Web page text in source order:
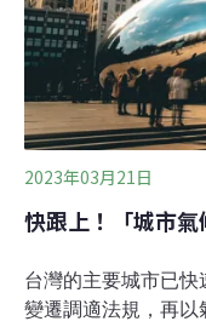
參加一場環保活動
私人汽車在米蘭市中
步擴大車禁範圍。
2023年03月21日
快跟上！「城市
台灣的主要城市已
變遷調適法規，再